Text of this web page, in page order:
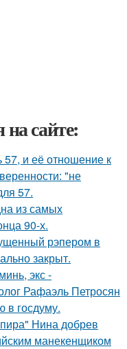
сайте:
и её отношение к
"не
57.
из самых
90-х.
рэпером в
закрыт.
экс -
Рафаэль Петросян
в госдуму.
Нина добрев
манекенщиком